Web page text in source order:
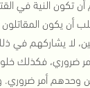
تكون النية في
أن يكون المقاتلون
لا يشاركهم في
ضروري، فكذلك
وحدهم أمر